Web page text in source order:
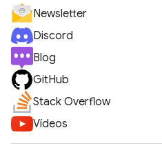
Newsletter
Discord
Blog
GitHub
Stack Overflow
Vídeos